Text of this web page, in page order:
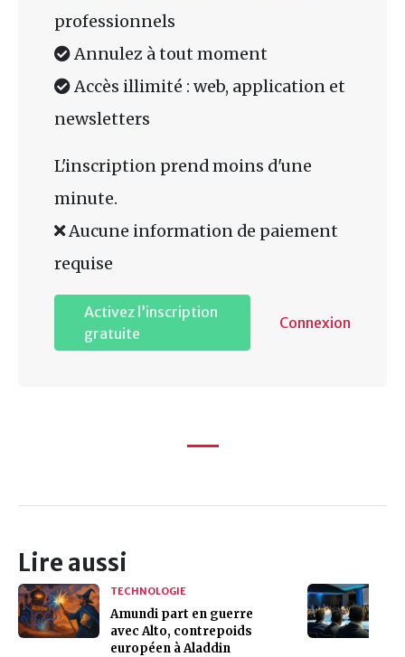
professionnels
Annulez à tout moment
Accès illimité : web, application et
newsletters
L'inscription prend moins d'une
minute.
Aucune information de paiement
requise
Activez l’inscription
gratuite
Connexion
Lire aussi
TECHNOLOGIE
Amundi part en guerre
avec Alto, contrepoids
européen à Aladdin